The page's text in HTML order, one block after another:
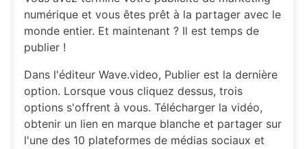
numérique et vous êtes prêt à la partager avec le
monde entier. Et maintenant ? Il est temps de
publier !
Dans l'éditeur Wave.video, Publier est la dernière
option. Lorsque vous cliquez dessus, trois
options s'offrent à vous. Télécharger la vidéo,
obtenir un lien en marque blanche et partager sur
l'une des 10 plateformes de médias sociaux et